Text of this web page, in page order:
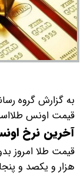
به گزارش گروه
قیمت‌‌‌‌ اونس
آخرین نرخ
هزار و یکصد و